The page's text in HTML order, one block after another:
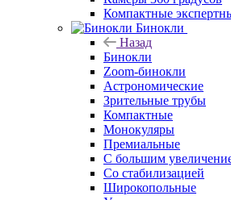
Компактные
Бинокли
Назад
Бинокли
Zoom-бинокли
Астрономические
Зрительные трубы
Компактные
Монокуляры
Премиальные
С большим
Со стабилизацией
Широкопольные